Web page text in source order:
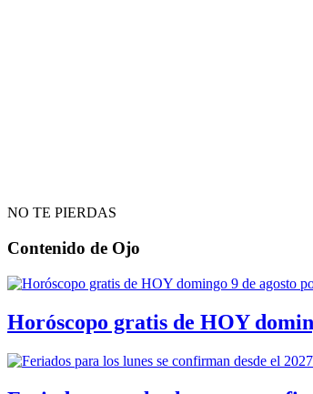
NO TE PIERDAS
Contenido de Ojo
Horóscopo gratis de HOY